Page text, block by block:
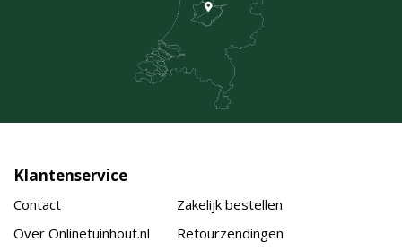
Klantenservice
Contact
Over Onlinetuinhout.nl
Zakelijk bestellen
Retourzendingen